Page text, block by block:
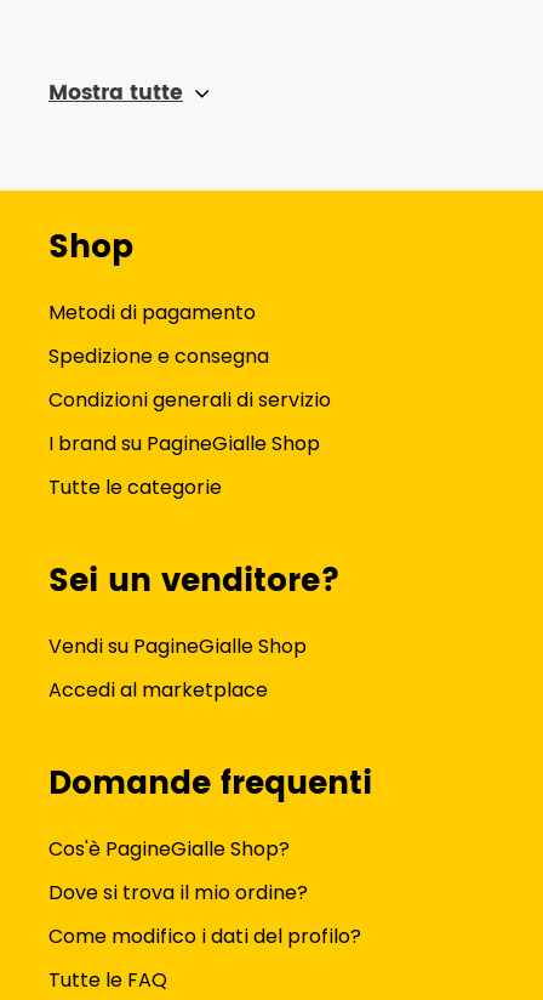
Mostra tutte
Shop
Metodi di pagamento
Spedizione e consegna
Condizioni generali di servizio
I brand su PagineGialle Shop
Tutte le categorie
Sei un venditore?
Vendi su PagineGialle Shop
Accedi al marketplace
Domande frequenti
Cos'è PagineGialle Shop?
Dove si trova il mio ordine?
Come modifico i dati del profilo?
Tutte le FAQ